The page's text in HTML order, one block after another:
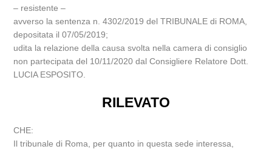
– resistente –
avverso la sentenza n. 4302/2019 del TRIBUNALE di ROMA,
depositata il 07/05/2019;
udita la relazione della causa svolta nella camera di consiglio
non partecipata del 10/11/2020 dal Consigliere Relatore Dott.
LUCIA ESPOSITO.
RILEVATO
CHE:
Il tribunale di Roma, per quanto in questa sede interessa,